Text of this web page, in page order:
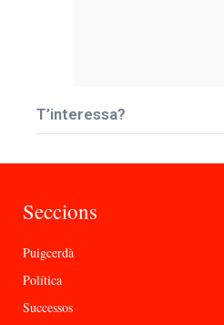
T’interessa?
Seccions
Puigcerdà
Política
Successos